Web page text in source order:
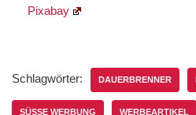
Pixabay
Schlagwörter: DAUERBRENNER
SÜSSE WERBUNG WERBEARTIKEL